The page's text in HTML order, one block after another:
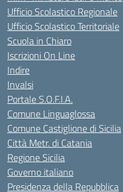
Ufficio Scolastico Regionale
Ufficio Scolastico Territoriale
Scuola in Chiaro
Iscrizioni On Line
Indire
Invalsi
Portale S.O.F.I.A.
Comune Linguaglossa
Comune Castiglione di Sicilia
Città Metr. di Catania
Regione Sicilia
Governo italiano
Presidenza della Repubblica